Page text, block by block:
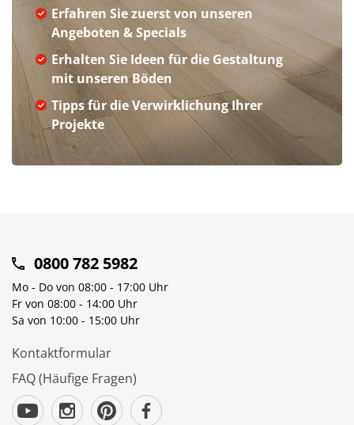
Erfahren Sie zuerst von unseren
Angeboten & Specials
Erhalten Sie Ideen für die Gestaltung
mit unseren Böden
Tipps für die Verwirklichung Ihrer
Projekte
0800 782 5982
Mo - Do von 08:00 - 17:00 Uhr
Fr von 08:00 - 14:00 Uhr
Sa von 10:00 - 15:00 Uhr
Kontaktformular
FAQ (Häufige Fragen)